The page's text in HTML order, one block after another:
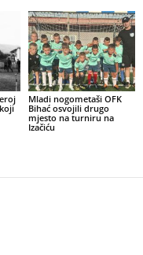
Mladi nogometaši OFK
Bihać osvojili drugo
mjesto na turniru na
Izačiću